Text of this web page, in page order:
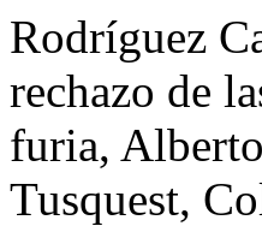
Rodríguez
rechazo de
furia,
Tusquest,